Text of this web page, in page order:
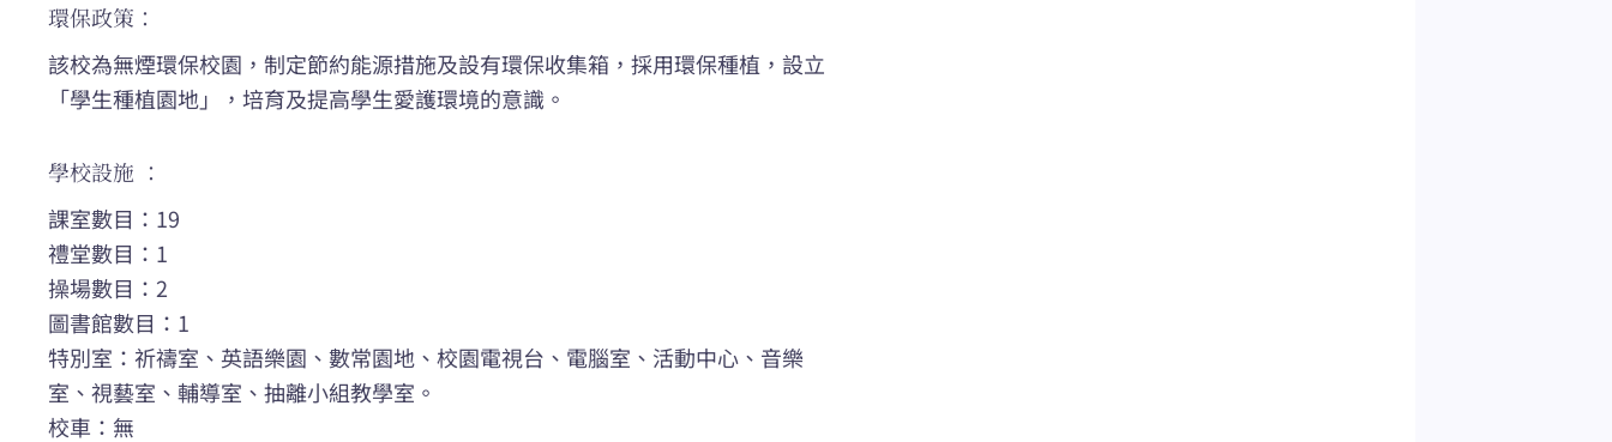
環保政策：
該校為無煙環保校園，制定節約能源措施及設有環保收集箱，採用環保種植，設立
「學生種植園地」，培育及提高學生愛護環境的意識。
學校設施 ：
課室數目：19
禮堂數目：1
操場數目：2
圖書館數目：1
特別室：祈禱室、英語樂園、數常園地、校園電視台、電腦室、活動中心、音樂
室、視藝室、輔導室、抽離小組教學室。
校車：無